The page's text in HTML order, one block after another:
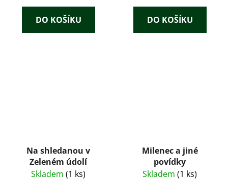
DO KOŠÍKU DO KOŠÍKU
Na shledanou v
Zeleném údolí
Skladem (1 ks)
Milenec a jiné
povídky
Skladem (1 ks)